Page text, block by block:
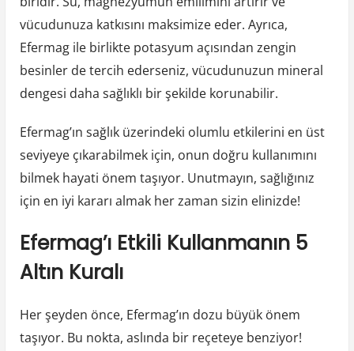
vücudunuza katkısını maksimize eder. Ayrıca,
Efermag ile birlikte potasyum açısından zengin
besinler de tercih ederseniz, vücudunuzun mineral
dengesi daha sağlıklı bir şekilde korunabilir.
Efermag’ın sağlık üzerindeki olumlu etkilerini en üst
seviyeye çıkarabilmek için, onun doğru kullanımını
bilmek hayati önem taşıyor. Unutmayın, sağlığınız
için en iyi kararı almak her zaman sizin elinizde!
Efermag’ı Etkili Kullanmanın 5
Altın Kuralı
Her şeyden önce, Efermag’ın dozu büyük önem
taşıyor. Bu nokta, aslında bir reçeteye benziyor!